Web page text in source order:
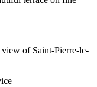
of Saint-Pierre-le-